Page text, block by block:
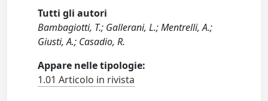
Tutti gli autori
Bambagiotti, T.; Gallerani, L.; Mentrelli, A.;
Giusti, A.; Casadio, R.
Appare nelle tipologie:
1.01 Articolo in rivista